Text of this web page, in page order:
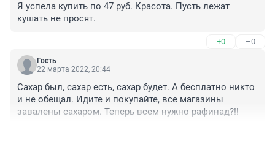
Я успела купить по 47 руб. Красота. Пусть лежат
кушать не просят.
+0 –0
Гость
22 марта 2022, 20:44
Сахар был, сахар есть, сахар будет. А бесплатно никто
и не обещал. Идите и покупайте, все магазины
завалены сахаром. Теперь всем нужно рафинад?!!